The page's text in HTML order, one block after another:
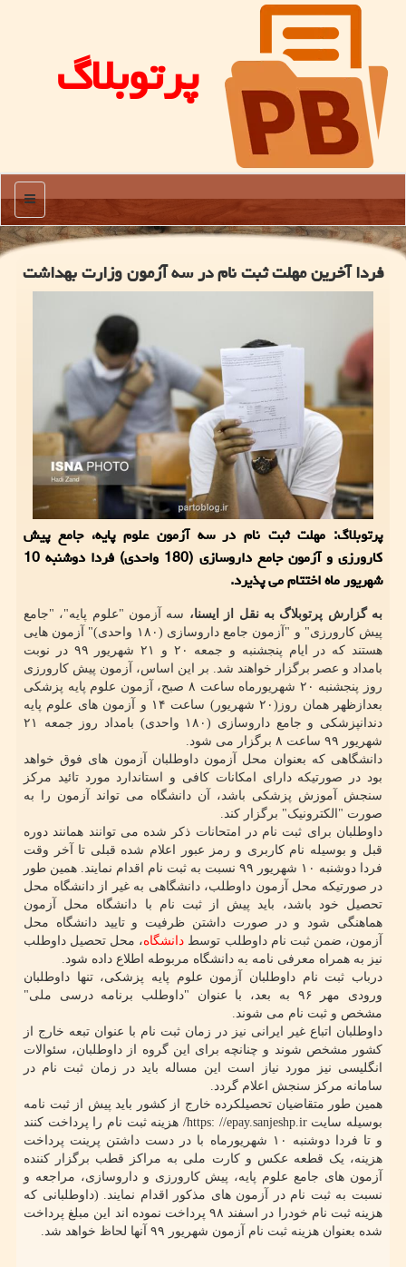
پرتوبلاگ
منو
فردا آخرین مهلت ثبت نام در سه آزمون وزارت بهداشت
پرتوبلاگ: مهلت ثبت نام در سه آزمون علوم پایه، جامع پیش
كارورزی و آزمون جامع داروسازی (180 واحدی) فردا دوشنبه 10
شهریور ماه اختتام می پذیرد.
به گزارش پرتوبلاگ به نقل از ایسنا، سه آزمون "علوم پایه"، "جامع
پیش کارورزی" و "آزمون جامع داروسازی (۱۸۰ واحدی)" آزمون هایی
هستند که در ایام پنجشنبه و جمعه ۲۰ و ۲۱ شهریور ۹۹ در نوبت
بامداد و عصر برگزار خواهند شد. بر این اساس، آزمون پیش کارورزی
روز پنجشنبه ۲۰ شهریورماه ساعت ۸ صبح، آزمون علوم پایه پزشکی
بعدازظهر همان روز(۲۰ شهریور) ساعت ۱۴ و آزمون های علوم پایه
دندانپزشکی و جامع داروسازی (۱۸۰ واحدی) بامداد روز جمعه ۲۱
شهریور ۹۹ ساعت ۸ برگزار می شود.
دانشگاهی که بعنوان محل آزمون داوطلبان آزمون های فوق خواهد
بود در صورتیکه دارای امکانات کافی و استاندارد مورد تائید مرکز
سنجش آموزش پزشکی باشد، آن دانشگاه می تواند آزمون را به
صورت "الکترونیک" برگزار کند.
داوطلبان برای ثبت نام در امتحانات ذکر شده می توانند همانند دوره
قبل و بوسیله نام کاربری و رمز عبور اعلام شده قبلی تا آخر وقت
فردا دوشنبه ۱۰ شهریور ۹۹ نسبت به ثبت نام اقدام نمایند. همین طور
در صورتیکه محل آزمون داوطلب، دانشگاهی به غیر از دانشگاه محل
تحصیل خود باشد، باید پیش از ثبت نام با دانشگاه محل آزمون
هماهنگی شود و در صورت داشتن ظرفیت و تایید دانشگاه محل
آزمون، ضمن ثبت نام داوطلب توسط دانشگاه، محل تحصیل داوطلب
نیز به همراه معرفی نامه به دانشگاه مربوطه اطلاع داده شود.
درباب ثبت نام داوطلبان آزمون علوم پایه پزشکی، تنها داوطلبان
ورودی مهر ۹۶ به بعد، با عنوان "داوطلب برنامه درسی ملی"
مشخص و ثبت نام می شوند.
داوطلبان اتباع غیر ایرانی نیز در زمان ثبت نام با عنوان تبعه خارج از
کشور مشخص شوند و چنانچه برای این گروه از داوطلبان، سئوالات
انگلیسی نیز مورد نیاز است این مساله باید در زمان ثبت نام در
سامانه مرکز سنجش اعلام گردد.
همین طور متقاضیان تحصیلکرده خارج از کشور باید پیش از ثبت نامه
بوسیله سایت https: //epay.sanjeshp.ir/ هزینه ثبت نام را پرداخت کنند
و تا فردا دوشنبه ۱۰ شهریورماه با در دست داشتن پرینت پرداخت
هزینه، یک قطعه عکس و کارت ملی به مراکز قطب برگزار کننده
آزمون های جامع علوم پایه، پیش کارورزی و داروسازی، مراجعه و
نسبت به ثبت نام در آزمون های مذکور اقدام نمایند. (داوطلبانی که
هزینه ثبت نام خودرا در اسفند ۹۸ پرداخت نموده اند این مبلغ پرداخت
شده بعنوان هزینه ثبت نام آزمون شهریور ۹۹ آنها لحاظ خواهد شد.